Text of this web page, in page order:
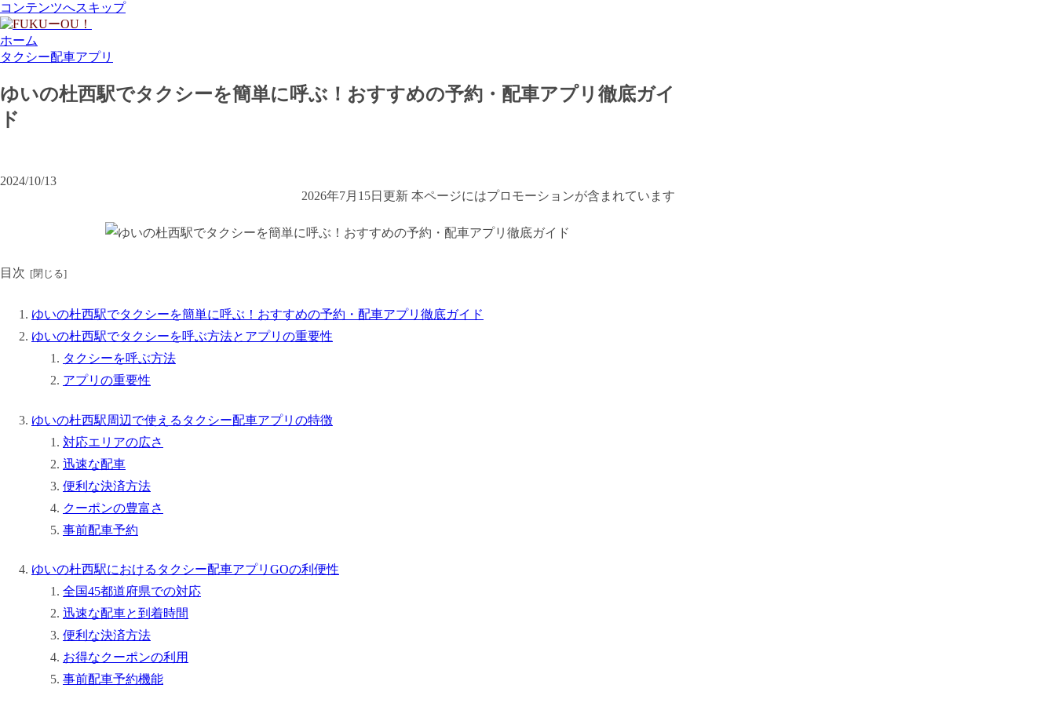
コンテンツへスキップ
ホーム
タクシー配車アプリ
ゆいの杜西駅でタクシーを簡単に呼ぶ！おすすめの予約・配車アプリ徹底ガイ
ド
2024/10/13
2026年7月15日更新 本ページにはプロモーションが含まれています
目次
ゆいの杜西駅でタクシーを簡単に呼ぶ！おすすめの予約・配車アプリ徹底ガイド
ゆいの杜西駅でタクシーを呼ぶ方法とアプリの重要性
タクシーを呼ぶ方法
アプリの重要性
ゆいの杜西駅周辺で使えるタクシー配車アプリの特徴
対応エリアの広さ
迅速な配車
便利な決済方法
クーポンの豊富さ
事前配車予約
ゆいの杜西駅におけるタクシー配車アプリGOの利便性
全国45都道府県での対応
迅速な配車と到着時間
便利な決済方法
お得なクーポンの利用
事前配車予約機能